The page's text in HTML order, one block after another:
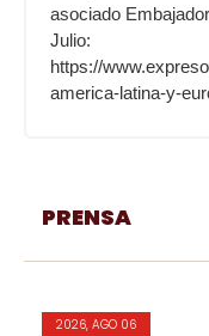
asociado
Julio:
https://
america-latina-y-
PRENSA
2026, AGO 06